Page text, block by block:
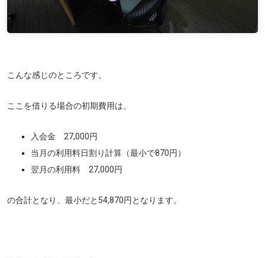
こんな感じのところです。
ここを借りる場合の初期費用は、
入会金 27,000円
当月の利用料日割り計算（最小で870円）
翌月の利用料 27,000円
の合計となり、最小だと54,870円となります。